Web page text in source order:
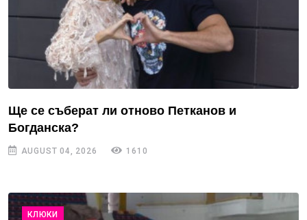
Ще се съберат ли отново Петканов и
Богданска?
AUGUST 04, 2026 1610
КЛЮКИ